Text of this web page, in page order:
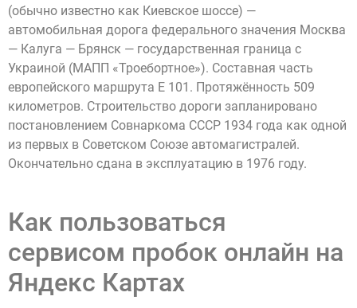
(обычно известно как Киевское шоссе) —
автомобильная дорога федерального значения Москва
— Калуга — Брянск — государственная граница с
Украиной (МАПП «Троебортное»). Составная часть
европейского маршрута E 101. Протяжённость 509
километров. Строительство дороги запланировано
постановлением Совнаркома СССР 1934 года как одной
из первых в Советском Союзе автомагистралей.
Окончательно сдана в эксплуатацию в 1976 году.
Как пользоваться
сервисом пробок онлайн на
Яндекс Картах